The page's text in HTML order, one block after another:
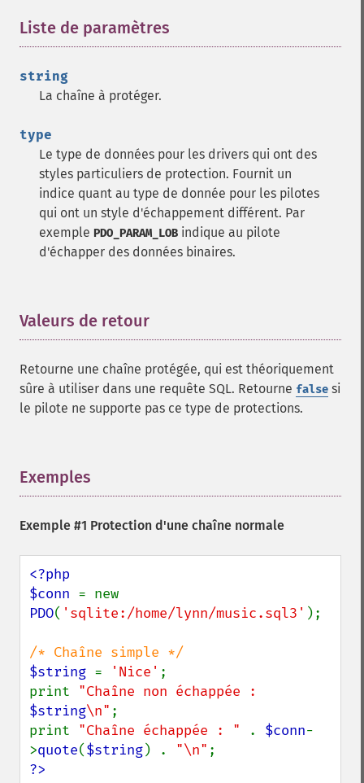
Liste de paramètres
string
La chaîne à protéger.
type
Le type de données pour les drivers qui ont des
styles particuliers de protection. Fournit un
indice quant au type de donnée pour les pilotes
qui ont un style d'échappement différent. Par
exemple PDO_PARAM_LOB indique au pilote
d'échapper des données binaires.
Valeurs de retour
Retourne une chaîne protégée, qui est théoriquement
sûre à utiliser dans une requête SQL. Retourne false si
le pilote ne supporte pas ce type de protections.
Exemples
Exemple #1 Protection d'une chaîne normale
<?php
$conn
PDO( 'sqlite:/home/lynn/music.sql3' );
$string = 'Nice' ;
print
$string\n" ;
print "Chaîne échappée : " . $conn-
>quote($string) . "\n"
?>